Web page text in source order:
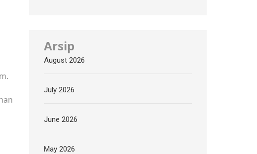
Arsip
August 2026
July 2026
June 2026
May 2026